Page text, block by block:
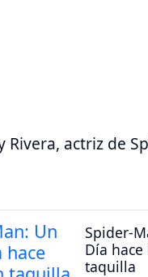
Rivera, actriz de
Spider-
Día
taquilla